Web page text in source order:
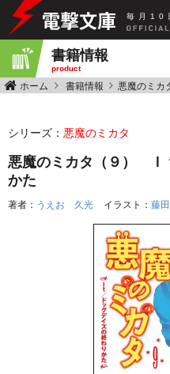
毎 月 10
書籍情報
product
ホーム 書籍情報 悪魔のミカ
シリーズ： 悪魔のミカタ
悪魔のミカタ（９） Ｉ
かた
著者： うえお 久光 イラスト： 藤